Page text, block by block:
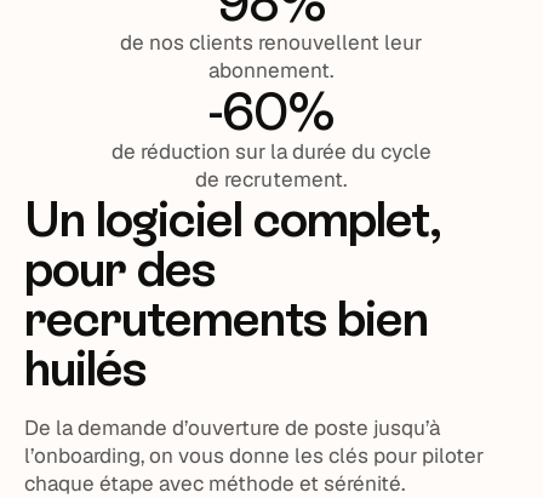
de nos clients renouvellent leur
abonnement.
-60%
de réduction sur la durée du cycle
de recrutement.
Un logiciel complet,
pour des
recrutements bien
huilés
De la demande d’ouverture de poste jusqu’à
l’onboarding, on vous donne les clés pour piloter
chaque étape avec méthode et sérénité.